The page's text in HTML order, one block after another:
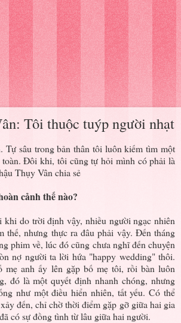
Tôi thuộc tuýp người nhạt
Tự sâu trong bản thân tôi luôn kiếm tìm một
Đôi khi, tôi cũng tự hỏi mình có phải là
Thụy Vân chia sẻ
cảnh thế nào?
khi do trời định vậy, nhiều người ngạc nhiên
thế, nhưng thực ra đâu phải vậy. Đến tháng
phim về, lúc đó cũng chưa nghĩ đến chuyện
nợ người ta lời hứa "happy wedding" thôi.
mẹ anh ấy lên gặp bố mẹ tôi, rồi bàn luôn
đó là một quyết định nhanh chóng, nhưng
như một điều hiển nhiên, tất yếu. Có thể
đến, chỉ chờ thời điểm gặp gỡ giữa hai gia
có sự đồng tình từ lâu giữa hai người.